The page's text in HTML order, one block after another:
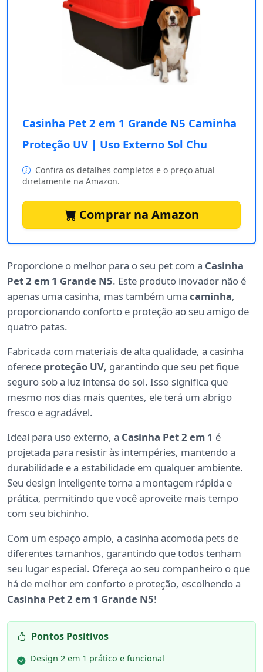
Casinha Pet 2 em 1 Grande N5 Caminha
Proteção UV | Uso Externo Sol Chu
Confira os detalhes completos e o preço atual
diretamente na Amazon.
Comprar na Amazon
Proporcione o melhor para o seu pet com a Casinha
Pet 2 em 1 Grande N5. Este produto inovador não é
apenas uma casinha, mas também uma caminha,
proporcionando conforto e proteção ao seu amigo de
quatro patas.
Fabricada com materiais de alta qualidade, a casinha
oferece proteção UV, garantindo que seu pet fique
seguro sob a luz intensa do sol. Isso significa que
mesmo nos dias mais quentes, ele terá um abrigo
fresco e agradável.
Ideal para uso externo, a Casinha Pet 2 em 1 é
projetada para resistir às intempéries, mantendo a
durabilidade e a estabilidade em qualquer ambiente.
Seu design inteligente torna a montagem rápida e
prática, permitindo que você aproveite mais tempo
com seu bichinho.
Com um espaço amplo, a casinha acomoda pets de
diferentes tamanhos, garantindo que todos tenham
seu lugar especial. Ofereça ao seu companheiro o que
há de melhor em conforto e proteção, escolhendo a
Casinha Pet 2 em 1 Grande N5!
Pontos Positivos
Design 2 em 1 prático e funcional